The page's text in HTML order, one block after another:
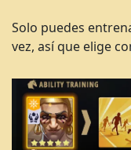
Solo puedes
vez, así que elige